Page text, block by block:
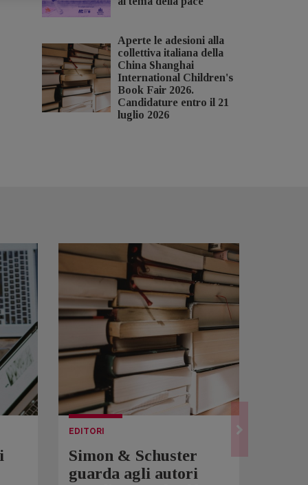
Aperte le adesioni alla
collettiva italiana della
China Shanghai
International Children's
Book Fair 2026.
Candidature entro il 21
luglio 2026
EDITORI
Simon & Schuster
guarda agli autori